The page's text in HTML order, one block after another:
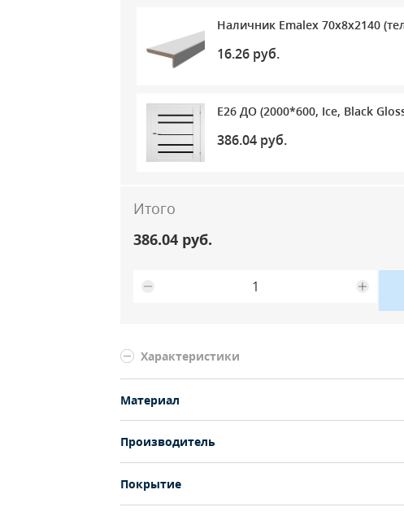
Наличник Emalex 70х8х2140
16.26 руб.
E26 ДО (2000*600, Ice, Black
386.04 руб.
Итого
386.04 руб.
Характеристики
Материал
Производитель
Покрытие